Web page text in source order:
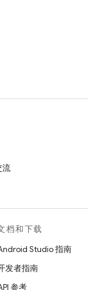
流
档和下载
Studio 指南
发者指南
参考